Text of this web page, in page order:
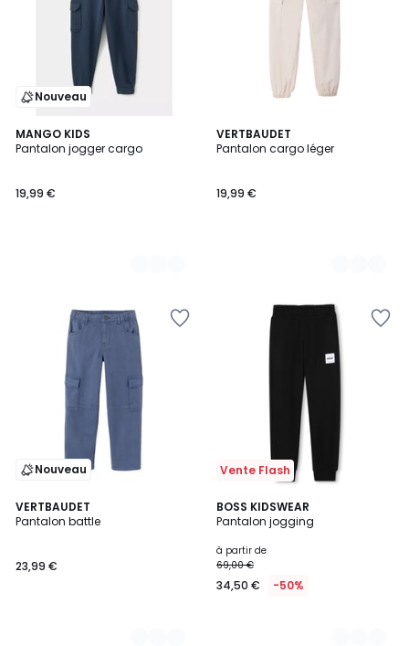
Nouveau
MANGO KIDS
Pantalon jogger cargo
19,99 €
3
Couleurs
VERTBAUDET
Pantalon cargo léger
19,99 €
2
Couleurs
Nouveau
VERTBAUDET
Pantalon battle
23,99 €
2
Couleurs
Vente Flash
BOSS KIDSWEAR
Pantalon jogging
à partir de
69,00 €
34,50 € -50%
3
Couleurs